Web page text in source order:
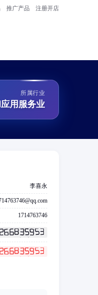
推广产品 注册开店
所属行业
用服务业
李喜永
1714763746